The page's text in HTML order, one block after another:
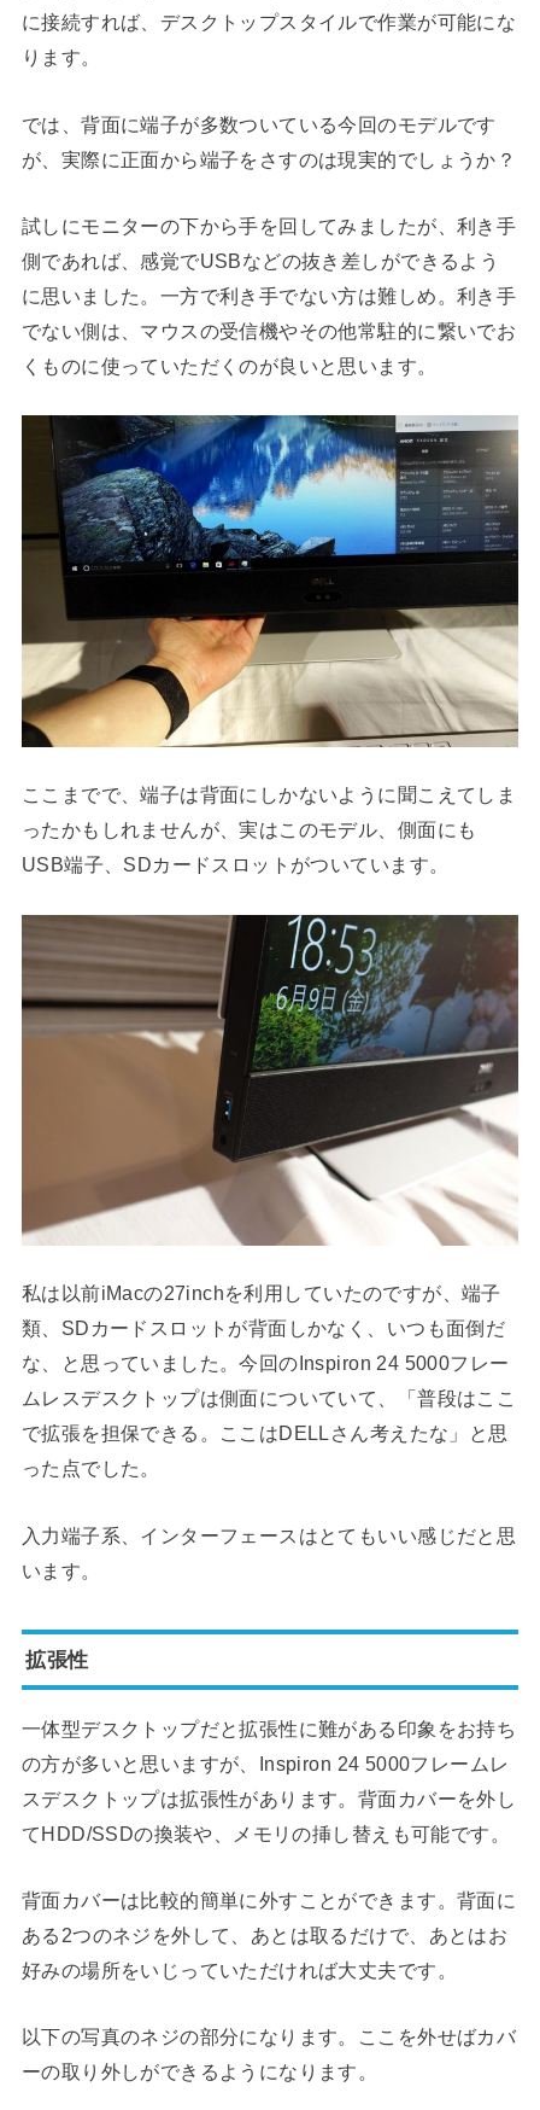
に接続すれば、デスクトップスタイルで作業が可能にな
ります。
では、背面に端子が多数ついている今回のモデルです
が、実際に正面から端子をさすのは現実的でしょうか？
試しにモニターの下から手を回してみましたが、利き手
側であれば、感覚でUSBなどの抜き差しができるよう
に思いました。一方で利き手でない方は難しめ。利き手
でない側は、マウスの受信機やその他常駐的に繋いでお
くものに使っていただくのが良いと思います。
ここまでで、端子は背面にしかないように聞こえてしま
ったかもしれませんが、実はこのモデル、側面にも
USB端子、SDカードスロットがついています。
私は以前iMacの27inchを利用していたのですが、端子
類、SDカードスロットが背面しかなく、いつも面倒だ
な、と思っていました。今回のInspiron 24 5000フレー
ムレスデスクトップは側面についていて、「普段はここ
で拡張を担保できる。ここはDELLさん考えたな」と思
った点でした。
入力端子系、インターフェースはとてもいい感じだと思
います。
拡張性
一体型デスクトップだと拡張性に難がある印象をお持ち
の方が多いと思いますが、Inspiron 24 5000フレームレ
スデスクトップは拡張性があります。背面カバーを外し
てHDD/SSDの換装や、メモリの挿し替えも可能です。
背面カバーは比較的簡単に外すことができます。背面に
ある2つのネジを外して、あとは取るだけで、あとはお
好みの場所をいじっていただければ大丈夫です。
以下の写真のネジの部分になります。ここを外せばカバ
ーの取り外しができるようになります。